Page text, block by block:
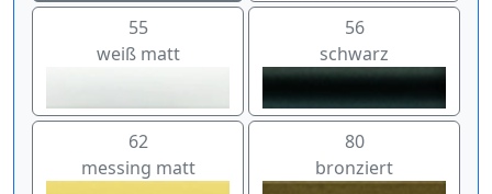
55
weiß matt
56
schwarz
62
messing matt
80
bronziert